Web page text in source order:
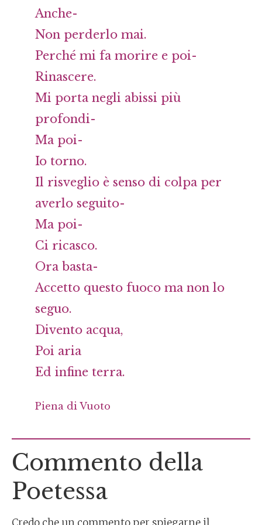
Anche-
Non perderlo mai.
Perché mi fa morire e poi-
Rinascere.
Mi porta negli abissi più
profondi-
Ma poi-
Io torno.
Il risveglio è senso di colpa per
averlo seguito-
Ma poi-
Ci ricasco.
Ora basta-
Accetto questo fuoco ma non lo
seguo.
Divento acqua,
Poi aria
Ed infine terra.
Piena di Vuoto
Commento della
Poetessa